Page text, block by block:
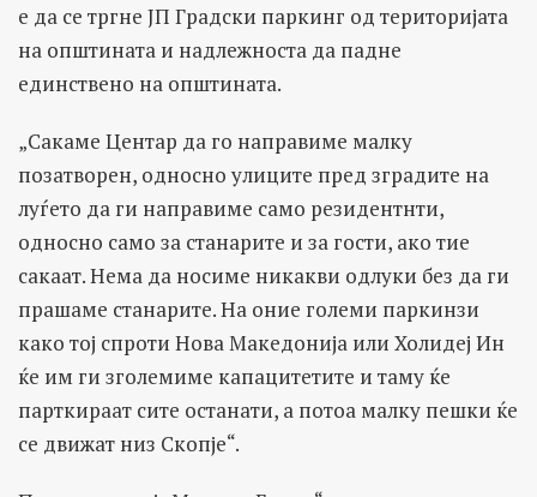
е да се тргне ЈП Градски паркинг од територијата
на општината и надлежноста да падне
единствено на општината.
„Сакаме Центар да го направиме малку
позатворен, односно улиците пред зградите на
луѓето да ги направиме само резидентнти,
односно само за станарите и за гости, ако тие
сакаат. Нема да носиме никакви одлуки без да ги
прашаме станарите. На оние големи паркинзи
како тој спроти Нова Македонија или Холидеј Ин
ќе им ги зголемиме капацитетите и таму ќе
парткираат сите останати, а потоа малку пешки ќе
се движат низ Скопје“.